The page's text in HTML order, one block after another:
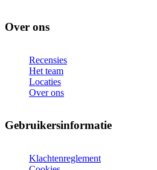
Over ons
Recensies
Het team
Locaties
Over ons
Gebruikersinformatie
Klachtenreglement